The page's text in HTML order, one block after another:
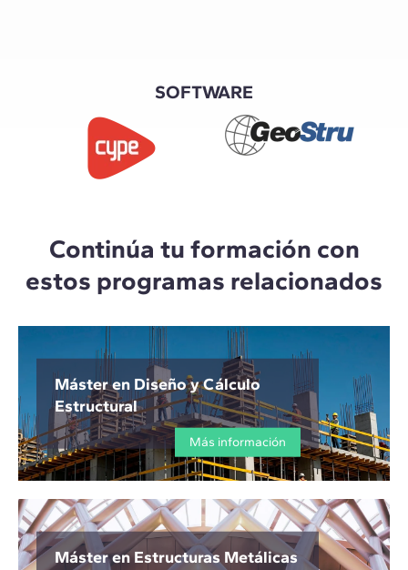
SOFTWARE
Continúa tu formación con
estos programas relacionados
Máster en Diseño y Cálculo
Estructural
Más información
Máster en Estructuras Metálicas